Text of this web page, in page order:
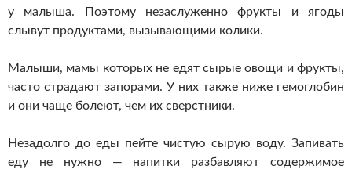
у малыша. Поэтому незаслуженно фрукты и ягоды
слывут продуктами, вызывающими колики.
Малыши, мамы которых не едят сырые овощи и фрукты,
часто страдают запорами. У них также ниже гемоглобин
и они чаще болеют, чем их сверстники.
Незадолго до еды пейте чистую сырую воду. Запивать
еду не нужно — напитки разбавляют содержимое